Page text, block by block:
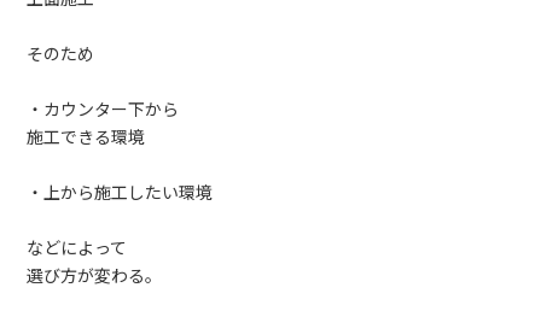
そのため
・カウンター下から
施工できる環境
・上から施工したい環境
などによって
選び方が変わる。